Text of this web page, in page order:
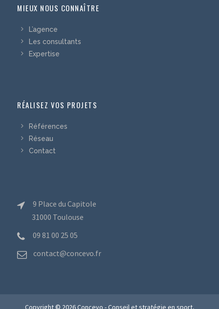
MIEUX NOUS CONNAÎTRE
L’agence
Les consultants
Expertise
RÉALISEZ VOS PROJETS
Références
Réseau
Contact
9 Place du Capitole
31000 Toulouse
09 81 00 25 05
contact@concevo.fr